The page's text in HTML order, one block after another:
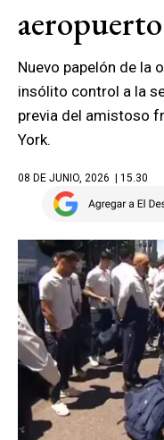
aeropuerto
Nuevo papelón de la
insólito control a la
previa del amistoso
York.
08 DE JUNIO, 2026 | 15.30